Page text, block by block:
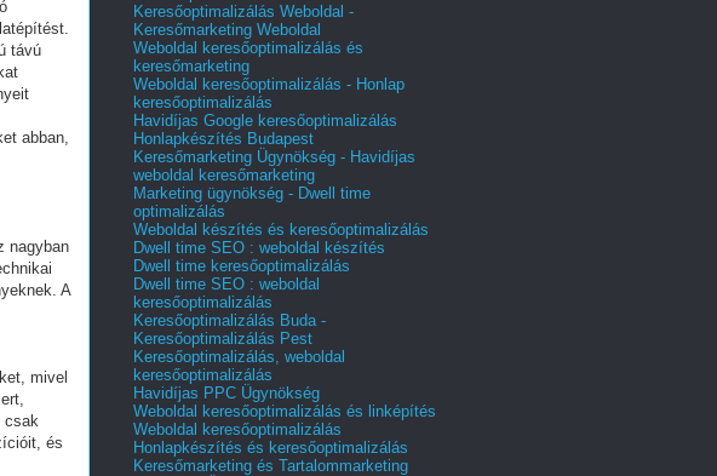
távú
abban,
nagyban
A
mivel
csak
és
Keresőoptimalizálás Weboldal -
Keresőmarketing Weboldal
Weboldal keresőoptimalizálás és
keresőmarketing
Weboldal keresőoptimalizálás - Honlap
keresőoptimalizálás
Havidíjas Google keresőoptimalizálás
Honlapkészítés Budapest
Keresőmarketing Ügynökség - Havidíjas
weboldal keresőmarketing
Marketing ügynökség - Dwell time
optimalizálás
Weboldal készítés és keresőoptimalizálás
Dwell time SEO : weboldal készítés
Dwell time keresőoptimalizálás
Dwell time SEO : weboldal
keresőoptimalizálás
Keresőoptimalizálás Buda -
Keresőoptimalizálás Pest
Keresőoptimalizálás, weboldal
keresőoptimalizálás
Havidíjas PPC Ügynökség
Weboldal keresőoptimalizálás és linképítés
Weboldal keresőoptimalizálás
Honlapkészítés és keresőoptimalizálás
Keresőmarketing és Tartalommarketing